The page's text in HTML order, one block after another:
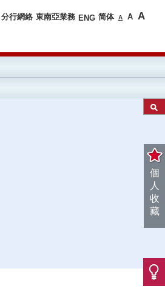
分行網絡 東南亞業務 ENG 简体 A A A
個
人
收
藏